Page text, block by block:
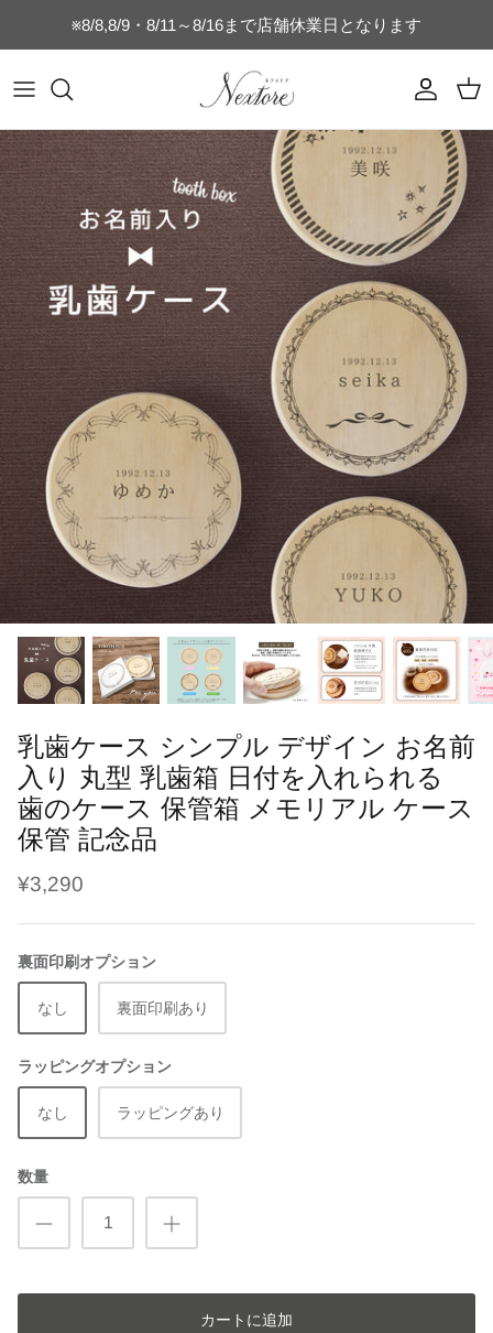
ン
を
ス
キ
ッ
プ
※8/8,8/9・8/11～8/16まで店舗休業日となります
マグカップ
タンブラー
水筒・ボトル
グラス
ビールジョッキ
ぐい呑み・おちょこセット
湯呑
キャニスター
乳歯ケース
うぶ毛ケース
へその緒ケース
命名書・名前札
フォトフレーム
キーホルダー
お弁当箱
ベビーボトル
ブラシ・くし
よだれかけ
レターバナー
刺繍名入れ商品
母子手帳・お薬手帳カバー
時計付きフォトフレーム
SNS
ブライダル
ベビー
ペット
スポーツ
星座
キッズ
干支
メモリアル
七五三
カレンダー
フォトフレーム
猫のひげケース
犬のひげケース
犬の歯ケース
猫の歯ケース
フードボウル
位牌
ネームタグ・迷子札
鳥の羽根ケース
うさぎの毛ケース
ハリネズミの針ケース
爬虫類の抜け殻ケース
switch
switch-lite
ヘアブラシ
コンパクトミラー
キッチン雑貨
店舗向け雑貨
USBメモリー
オリジナルパズル
MacBookケース
スマホケース
ゴルフ関連商品
表札
ソープフラワー
キッズTシャツ
コットンTシャツ
ドライTシャツ（半袖）
ドライTシャツ（長袖）
名刺・通帳ケース
誕生日・記念日ギフト
ご結婚・ご出産祝い
母の日・父の日ギフト
おじいちゃんおばあちゃんへのギフト
乳歯ケース シンプル デザイン お名前
入り 丸型 乳歯箱 日付を入れられる
歯のケース 保管箱 メモリアル ケース
保管 記念品
¥3,290
裏面印刷オプション
なし 裏面印刷あり
ラッピングオプション
なし ラッピングあり
数量
カートに追加